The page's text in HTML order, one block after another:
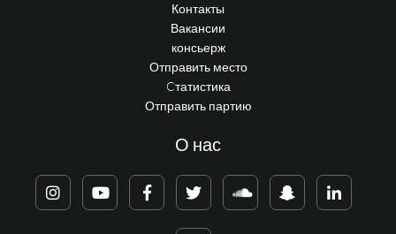
Контакты
Вакансии
консьерж
Отправить место
Cтатистика
Отправить партию
О нас